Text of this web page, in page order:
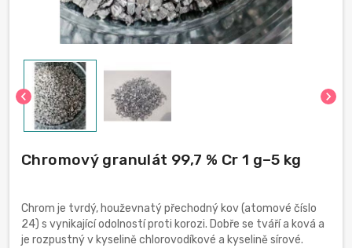
chevron_left chevron_right
Chromový granulát 99,7 % Cr 1 g–5 kg
Chrom je tvrdý, houževnatý přechodný kov (atomové číslo
24) s vynikající odolností proti korozi. Dobře se tváří a ková a
je rozpustný v kyselině chlorovodíkové a kyselině sírové.